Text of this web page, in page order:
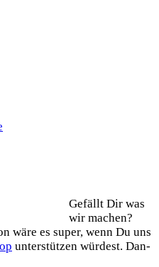
Gefällt Dir was
wir machen?
wäre es super, wenn Du uns
unter­stüt­zen wür­dest. Dan­